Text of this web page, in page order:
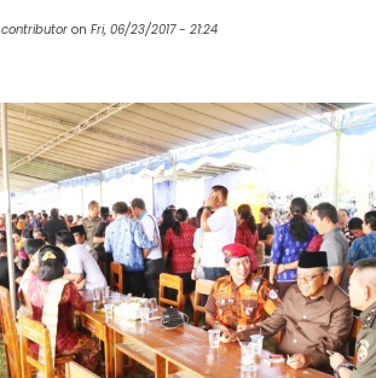
contributor on Fri, 06/23/2017 - 21:24